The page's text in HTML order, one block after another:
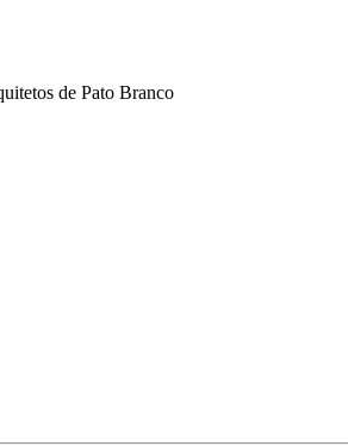
de Pato Branco